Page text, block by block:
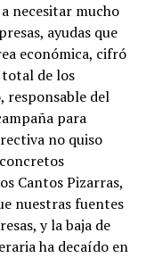
necesitar mucho
ayudas que
económica, cifró
de los
responsable del
para
no quiso
Cantos Pizarras,
nuestras fuentes
y la baja de
ha decaído en